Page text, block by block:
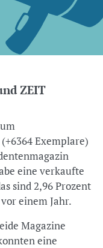
ZEIT
Exemplare)
eine verkaufte
sind 2,96 Prozent
einem Jahr.
Magazine
eine